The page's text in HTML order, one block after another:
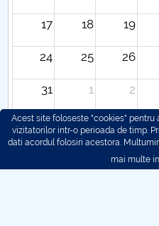
17 18 19
24 25 26
31 1 2
Acest site foloseste "cookies" pentru
vizitatorilor intr-o perioada de timp.
dati acordul folosiri acestora.
mai multe